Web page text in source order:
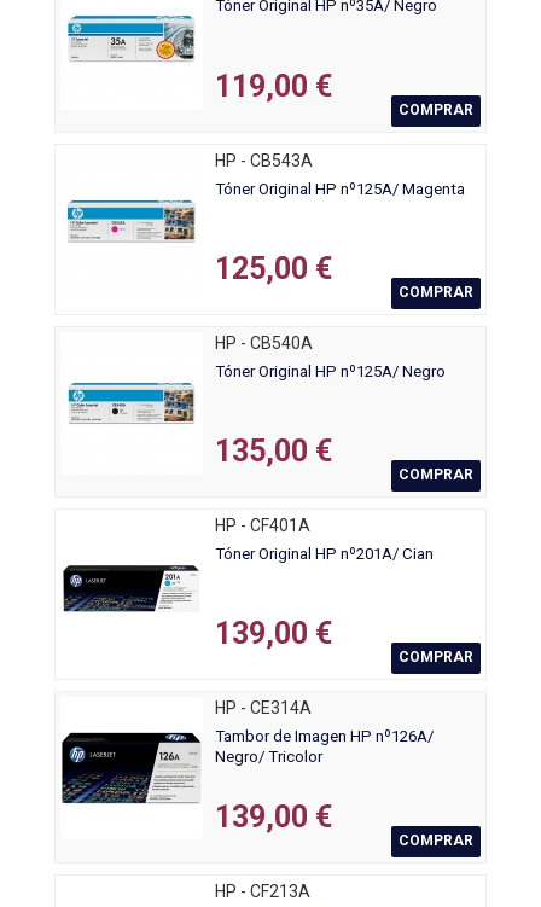
Tóner Original HP nº35A/ Negro
119,00 €
COMPRAR
HP - CB543A
Tóner Original HP nº125A/ Magenta
125,00 €
COMPRAR
HP - CB540A
Tóner Original HP nº125A/ Negro
135,00 €
COMPRAR
HP - CF401A
Tóner Original HP nº201A/ Cian
139,00 €
COMPRAR
HP - CE314A
Tambor de Imagen HP nº126A/
Negro/ Tricolor
139,00 €
COMPRAR
HP - CF213A